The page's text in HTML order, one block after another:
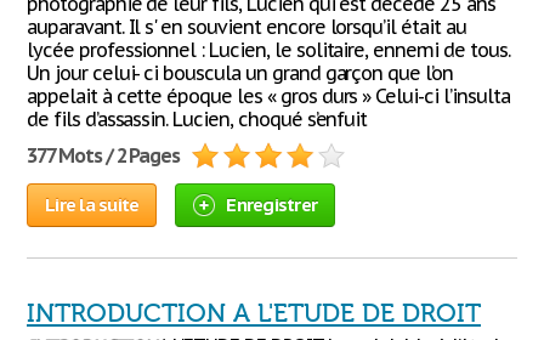
auparavant. Il s' en souvient encore lorsqu’il était au
lycée professionnel : Lucien, le solitaire, ennemi de tous.
Un jour celui- ci bouscula un grand garçon que l’on
appelait à cette époque les « gros durs » Celui-ci l’insulta
de fils d’assassin. Lucien, choqué s’enfuit
377 Mots / 2 Pages
Lire la suite Enregistrer
INTRODUCTION A L'ETUDE DE DROIT